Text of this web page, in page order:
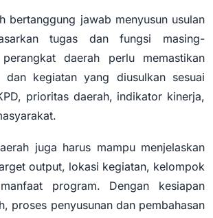
bertanggung jawab menyusun usulan
tugas dan fungsi masing-
daerah perlu memastikan
dan kegiatan yang diusulkan sesuai
prioritas daerah, indikator kinerja,
juga harus mampu menjelaskan
output, lokasi kegiatan, kelompok
program. Dengan kesiapan
proses penyusunan dan pembahasan